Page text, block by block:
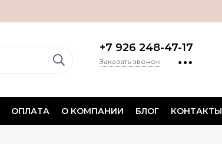
+7 926 248-47-17
Заказать звонок
ОПЛАТА О КОМПАНИИ БЛОГ КОНТАКТЫ